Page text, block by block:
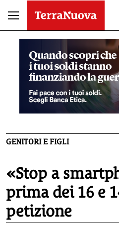
GENITORI E FIGLI
«Stop a
prima dei 16 e
petizione